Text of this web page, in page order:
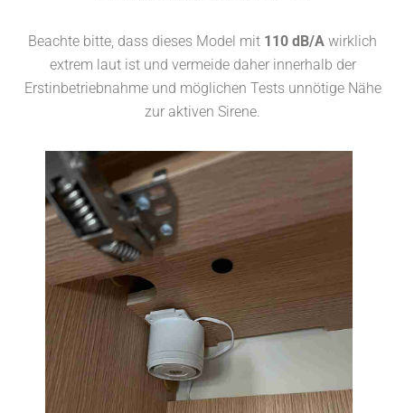
Beachte bitte, dass dieses Model mit 110 dB/A wirklich
extrem laut ist und vermeide daher innerhalb der
Erstinbetriebnahme und möglichen Tests unnötige Nähe
zur aktiven Sirene.